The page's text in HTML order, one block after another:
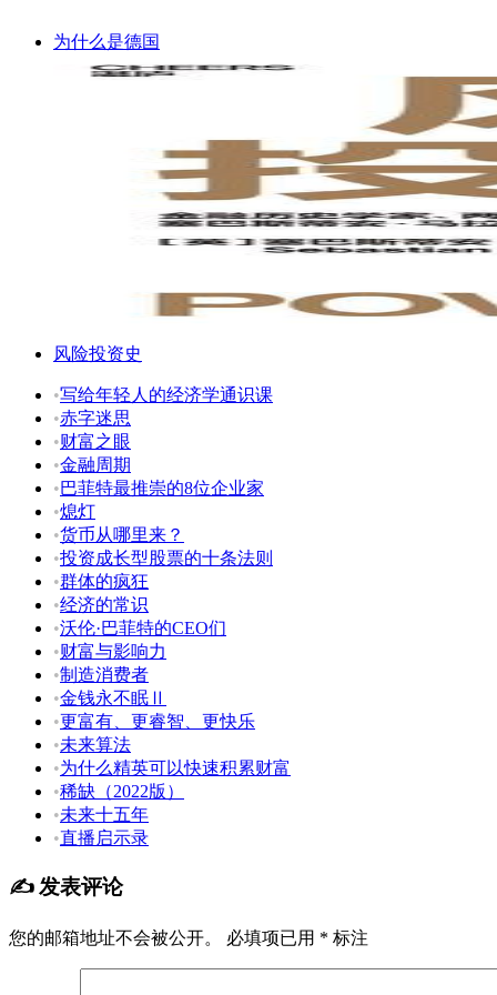
为什么是德国
风险投资史
•写给年轻人的经济学通识课
•赤字迷思
•财富之眼
•金融周期
•巴菲特最推崇的8位企业家
•熄灯
•货币从哪里来？
•投资成长型股票的十条法则
•群体的疯狂
•经济的常识
•沃伦·巴菲特的CEO们
•财富与影响力
•制造消费者
•金钱永不眠Ⅱ
•更富有、更睿智、更快乐
•未来算法
•为什么精英可以快速积累财富
•稀缺（2022版）
•未来十五年
•直播启示录
✍️ 发表评论
您的邮箱地址不会被公开。 必填项已用 * 标注